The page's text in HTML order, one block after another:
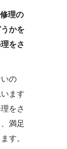
理の
かを
をさ
の
ます
をさ
満足
す。